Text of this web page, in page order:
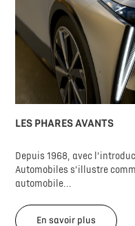
LES PHARES AVANTS
Depuis 1968, avec
Automobiles s’illustre
automobile...
En savoir plus